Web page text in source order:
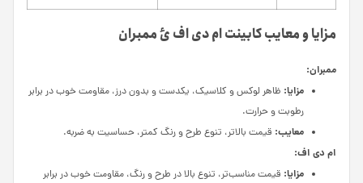
مزایا و معایب کابینت ام دی اف ئ ممبران
ممبران:
مزایا: ظاهر لوکس و کلاسیک، یکدست و بدون درز، مقاومت خوب در برابر
رطوبت و حرارت.
معایب: قیمت بالاتر، تنوع طرح و رنگ کمتر، حساسیت به ضربه.
ام دی اف:
مزایا: قیمت مناسب‌تر، تنوع بالا در طرح و رنگ، مقاومت خوب در برابر